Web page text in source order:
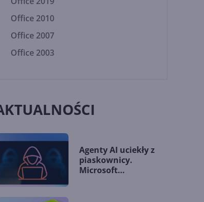
Office 2010
Office 2007
Office 2003
Agenty AI uciekły z
piaskownicy.
Microsoft